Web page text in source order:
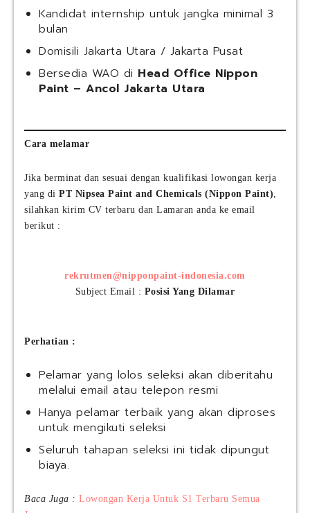
Kandidat internship untuk jangka minimal 3
bulan
Domisili Jakarta Utara / Jakarta Pusat
Bersedia WAO di Head Office Nippon
Paint – Ancol Jakarta Utara
Cara melamar
Jika berminat dan sesuai dengan kualifikasi lowongan kerja
yang di PT Nipsea Paint and Chemicals (Nippon Paint),
silahkan kirim CV terbaru dan Lamaran anda ke email
berikut :
rekrutmen@nipponpaint-indonesia.com
Subject Email : Posisi Yang Dilamar
Perhatian :
Pelamar yang lolos seleksi akan diberitahu
melalui email atau telepon resmi
Hanya pelamar terbaik yang akan diproses
untuk mengikuti seleksi
Seluruh tahapan seleksi ini tidak dipungut
biaya.
Baca Juga : Lowongan Kerja Untuk S1 Terbaru Semua